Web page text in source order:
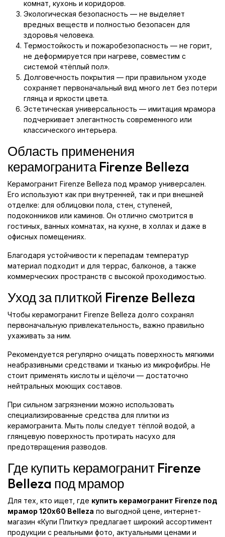
комнат, кухонь и коридоров.
Экологическая безопасность — не выделяет
вредных веществ и полностью безопасен для
здоровья человека.
Термостойкость и пожаробезопасность — не горит,
не деформируется при нагреве, совместим с
системой «тёплый пол».
Долговечность покрытия — при правильном уходе
сохраняет первоначальный вид много лет без потери
глянца и яркости цвета.
Эстетическая универсальность — имитация мрамора
подчеркивает элегантность современного или
классического интерьера.
Область применения
керамогранита Firenze Belleza
Керамогранит Firenze Belleza под мрамор универсален.
Его используют как при внутренней, так и при внешней
отделке: для облицовки пола, стен, ступеней,
подоконников или каминов. Он отлично смотрится в
гостиных, ванных комнатах, на кухне, в холлах и даже в
офисных помещениях.
Благодаря устойчивости к перепадам температур
материал подходит и для террас, балконов, а также
коммерческих пространств с высокой проходимостью.
Уход за плиткой Firenze Belleza
Чтобы керамогранит Firenze Belleza долго сохранял
первоначальную привлекательность, важно правильно
ухаживать за ним.
Рекомендуется регулярно очищать поверхность мягкими
неабразивными средствами и тканью из микрофибры. Не
стоит применять кислоты и щёлочи — достаточно
нейтральных моющих составов.
При сильном загрязнении можно использовать
специализированные средства для плитки из
керамогранита. Мыть полы следует тёплой водой, а
глянцевую поверхность протирать насухо для
предотвращения разводов.
Где купить керамогранит Firenze
Belleza под мрамор
Для тех, кто ищет, где купить керамогранит Firenze под
мрамор 120x60 Belleza по выгодной цене, интернет-
магазин «Купи Плитку» предлагает широкий ассортимент
продукции с реальными фото, актуальными ценами и